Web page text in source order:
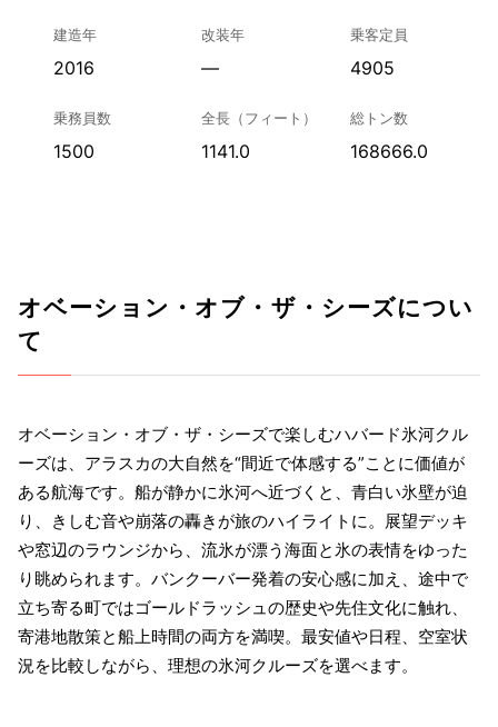
建造年
2016
改装年
—
乗客定員
4905
乗務員数
1500
全長（フィート）
1141.0
総トン数
168666.0
オベーション・オブ・ザ・シーズについ
て
オベーション・オブ・ザ・シーズで楽しむハバード氷河クル
ーズは、アラスカの大自然を“間近で体感する”ことに価値が
ある航海です。船が静かに氷河へ近づくと、青白い氷壁が迫
り、きしむ音や崩落の轟きが旅のハイライトに。展望デッキ
や窓辺のラウンジから、流氷が漂う海面と氷の表情をゆった
り眺められます。バンクーバー発着の安心感に加え、途中で
立ち寄る町ではゴールドラッシュの歴史や先住文化に触れ、
寄港地散策と船上時間の両方を満喫。最安値や日程、空室状
況を比較しながら、理想の氷河クルーズを選べます。